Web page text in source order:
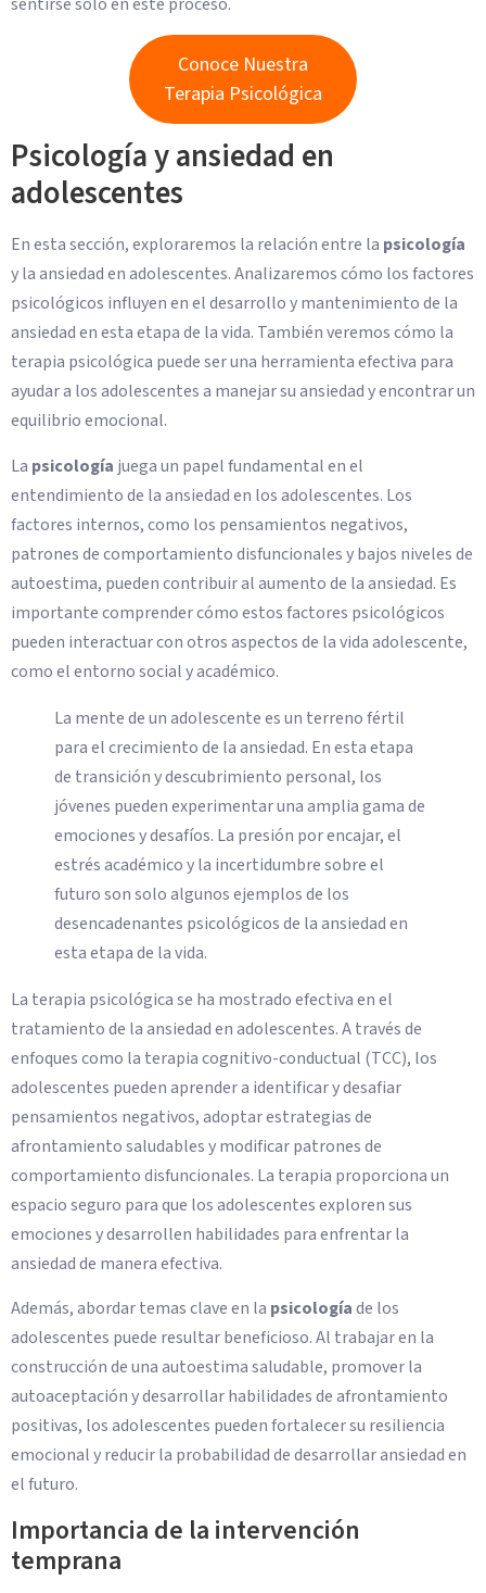
Conoce Nuestra
Terapia Psicológica
Psicología y ansiedad en
adolescentes
En esta sección, exploraremos la relación entre la psicología
y la ansiedad en adolescentes. Analizaremos cómo los factores
psicológicos influyen en el desarrollo y mantenimiento de la
ansiedad en esta etapa de la vida. También veremos cómo la
terapia psicológica puede ser una herramienta efectiva para
ayudar a los adolescentes a manejar su ansiedad y encontrar un
equilibrio emocional.
La psicología juega un papel fundamental en el
entendimiento de la ansiedad en los adolescentes. Los
factores internos, como los pensamientos negativos,
patrones de comportamiento disfuncionales y bajos niveles de
autoestima, pueden contribuir al aumento de la ansiedad. Es
importante comprender cómo estos factores psicológicos
pueden interactuar con otros aspectos de la vida adolescente,
como el entorno social y académico.
La mente de un adolescente es un terreno fértil
para el crecimiento de la ansiedad. En esta etapa
de transición y descubrimiento personal, los
jóvenes pueden experimentar una amplia gama de
emociones y desafíos. La presión por encajar, el
estrés académico y la incertidumbre sobre el
futuro son solo algunos ejemplos de los
desencadenantes psicológicos de la ansiedad en
esta etapa de la vida.
La terapia psicológica se ha mostrado efectiva en el
tratamiento de la ansiedad en adolescentes. A través de
enfoques como la terapia cognitivo-conductual (TCC), los
adolescentes pueden aprender a identificar y desafiar
pensamientos negativos, adoptar estrategias de
afrontamiento saludables y modificar patrones de
comportamiento disfuncionales. La terapia proporciona un
espacio seguro para que los adolescentes exploren sus
emociones y desarrollen habilidades para enfrentar la
ansiedad de manera efectiva.
Además, abordar temas clave en la psicologíade los
adolescentes puede resultar beneficioso. Al trabajar en la
construcción de una autoestima saludable, promover la
autoaceptación y desarrollar habilidades de afrontamiento
positivas, los adolescentes pueden fortalecer su resiliencia
emocional y reducir la probabilidad de desarrollar ansiedad en
el futuro.
Importancia de la intervención
temprana